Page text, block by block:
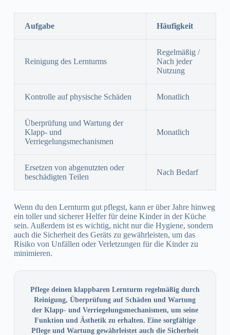
Aufgabe Häufigkeit
Reinigung des Lernturms
Regelmäßig /
Nach jeder
Nutzung
Kontrolle auf physische Schäden Monatlich
Überprüfung und Wartung der
Klapp- und
Verriegelungsmechanismen
Monatlich
Ersetzen von abgenutzten oder
beschädigten Teilen
Nach Bedarf
Wenn du den Lernturm gut pflegst, kann er über Jahre hinweg
ein toller und sicherer Helfer für deine Kinder in der Küche
sein. Außerdem ist es wichtig, nicht nur die Hygiene, sondern
auch die Sicherheit des Geräts zu gewährleisten, um das
Risiko von Unfällen oder Verletzungen für die Kinder zu
minimieren.
Pflege deinen klappbaren Lernturm regelmäßig durch
Reinigung, Überprüfung auf Schäden und Wartung
der Klapp- und Verriegelungsmechanismen, um seine
Funktion und Ästhetik zu erhalten. Eine sorgfältige
Pflege und Wartung gewährleistet auch die Sicherheit